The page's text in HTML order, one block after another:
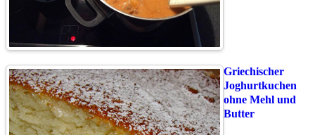
Griechischer
Joghurtkuchen
ohne Mehl und
Butter